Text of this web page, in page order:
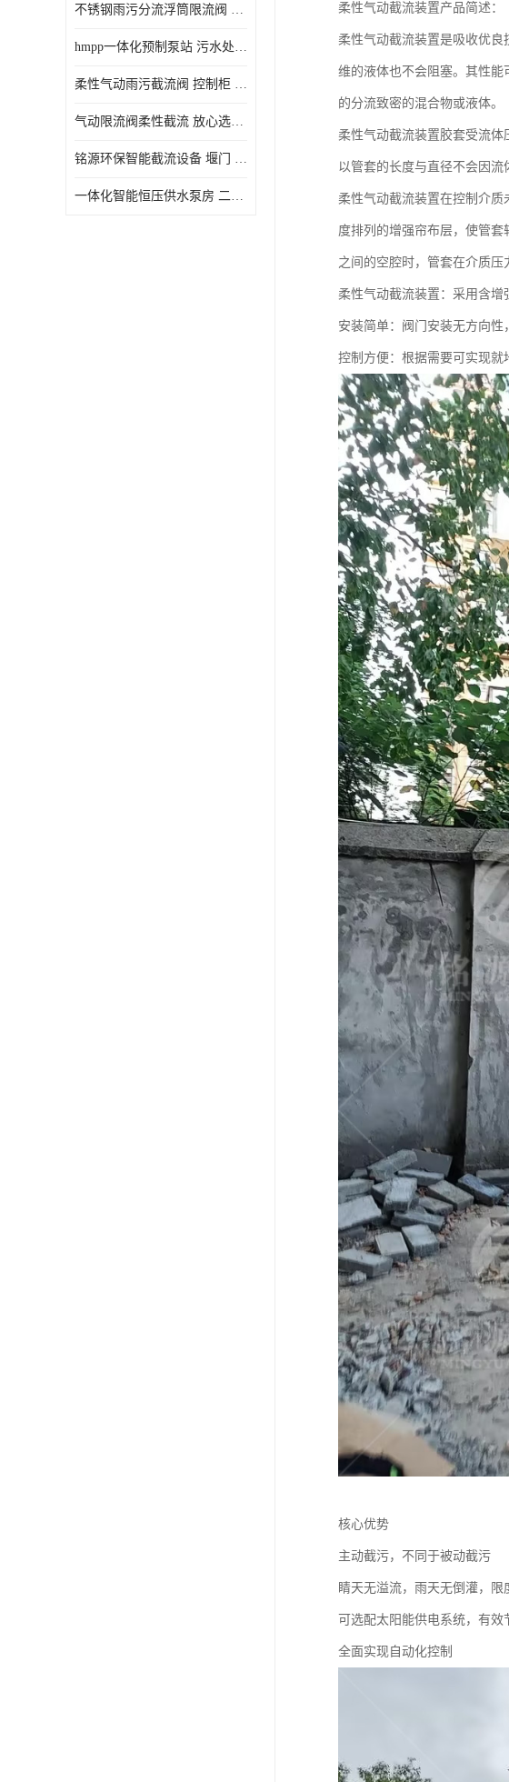
不锈钢雨污分流浮筒限流阀 DN150-DN1000 品质可信
hmpp一体化预制泵站 污水处理系统 乡镇学校市政排水 厂家供应
柔性气动雨污截流阀 控制柜 远程控制安全性高检修方便
气动限流阀柔性截流 放心选购 控源截污铭源环保
铭源环保智能截流设备 堰门 铸铁调节闸门作用 源头商家 可定制
一体化智能恒压供水泵房 二次加压供水设备户外智慧泵房
柔性气动截流装置产品简述：
柔性气动截流装置是吸收优
维的液体也不会阻塞。其性
的分流致密的混合物或液体。
柔性气动截流装置胶套受流
以管套的长度与直径不会因流
柔性气动截流装置在控制介
度排列的增强帘布层，使管
之间的空腔时，管套在介质压
柔性气动截流装置：采用含增
安装简单：阀门安装无方向性
控制方便：根据需要可实现就
核心优势
主动截污，不同于被动截污
睛天无溢流，雨天无倒灌，限
可选配太阳能供电系统，有效
全面实现自动化控制